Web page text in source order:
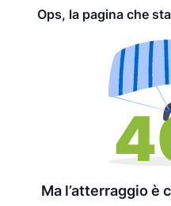
Ops, la pagina che
Ma l’atterraggio è